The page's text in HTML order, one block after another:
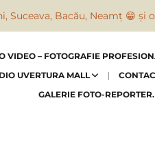
VIDEO – FOTOGRAFIE
UVERTURA MALL
GALERIE FOTO-
Bacău, Neamț 😁 și